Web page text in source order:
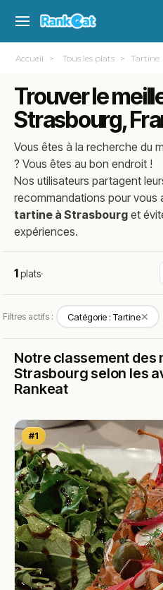
Accueil Tous les plats Tartine
Trouver le
Strasbourg,
Vous êtes à la recherche du
? Vous êtes au bon endroit !
Nos utilisateurs partagent
recommandations pour vous
tartine à Strasbourg et
expériences.
1plats·
Filtres actifs : Catégorie : Tartine✕
Notre classement des
Strasbourg selon les
Rankeat
#1